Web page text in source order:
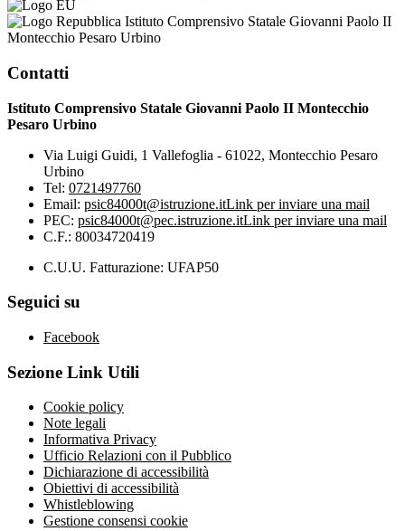
Istituto Comprensivo Statale Giovanni Paolo II
Montecchio Pesaro Urbino
Contatti
Istituto Comprensivo Statale Giovanni Paolo II Montecchio
Pesaro Urbino
Via Luigi Guidi, 1 Vallefoglia - 61022, Montecchio Pesaro
Urbino
Tel: 0721497760
Email: psic84000t@istruzione.itLink per inviare una mail
PEC: psic84000t@pec.istruzione.itLink per inviare una mail
C.F.: 80034720419
C.U.U. Fatturazione: UFAP50
Seguici su
Facebook
Sezione Link Utili
Cookie policy
Note legali
Informativa Privacy
Ufficio Relazioni con il Pubblico
Dichiarazione di accessibilità
Obiettivi di accessibilità
Whistleblowing
Gestione consensi cookie